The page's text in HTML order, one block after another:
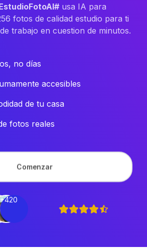
usa IA para
fotos de calidad estudio para ti
trabajo en cuestion de minutos.
no días
accesibles
de tu casa
fotos reales
Comenzar
+420